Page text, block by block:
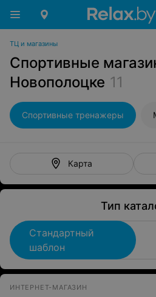
ТЦ и магазины
Спортивные
Новополоцке 11
Спортивные тренажеры
Карта
Тип
Стандартный
шаблон
ИНТЕРНЕТ-МАГАЗИН